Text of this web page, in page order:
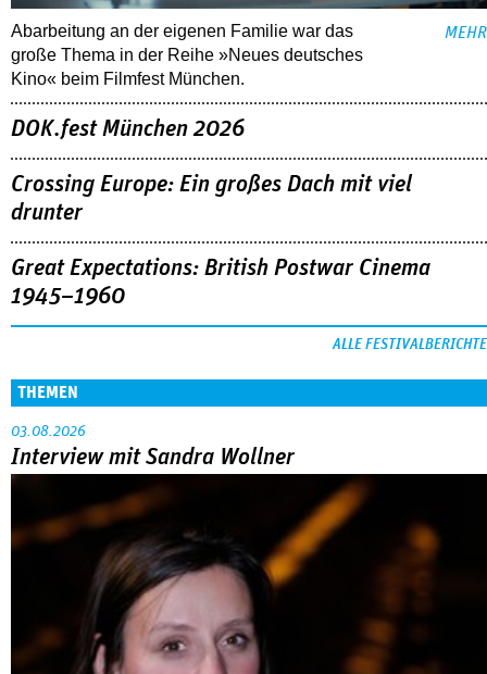
Abarbeitung an der eigenen Familie war das
große Thema in der Reihe »Neues deutsches
Kino« beim Filmfest München.
MEHR
DOK.fest München 2026
Crossing Europe: Ein großes Dach mit viel
drunter
Great Expectations: British Postwar Cinema
1945–1960
ALLE FESTIVALBERICHTE
THEMEN
03.08.2026
Interview mit Sandra Wollner